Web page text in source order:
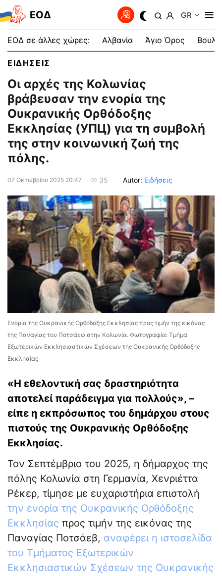
EOΔ GR
ΕΟΔ σε άλλες χώρες: Αλβανία Άγιο Όρος
ΕΙΔΗΣΕΙΣ
Οι αρχές της Κολωνίας
βράβευσαν την ενορία της
Ουκρανικής Ορθόδοξης
Εκκλησίας (УПЦ) για τη συμβολή
της στην κοινωνική ζωή της
πόλης.
07 Οκτωβρίου 2025 20:47 35 Autor: Ειδήσεις
Ενορία της Ουκρανικής Ορθόδοξης Εκκλησίας προς τιμήν της εικόνας
της Παναγίας του Ποτσάεφ στην Κολωνία. Φωτογραφία: Τμήμα
Εξωτερικών Εκκλησιαστικών Σχέσεων της Ουκρανικής Ορθόδοξης
Εκκλησίας
«Η εθελοντική σας δραστηριότητα
αποτελεί παράδειγμα για πολλούς», –
είπε η εκπρόσωπος του δημάρχου στους
πιστούς της Ουκρανικής Ορθόδοξης
Εκκλησίας.
Τον Σεπτέμβριο του 2025, η δήμαρχος της
πόλης Κολωνία στη Γερμανία, Χενριέττα
Ρέκερ, τίμησε με ευχαριστήρια επιστολή
την ενορία της Ουκρανικής Ορθόδοξης
Εκκλησίας προς τιμήν της εικόνας της
Παναγίας Ποτσάεβ, αναφέρει η ιστοσελίδα
του Τμήματος Εξωτερικών
Εκκλησιαστικών Σχέσεων της Ουκρανικής